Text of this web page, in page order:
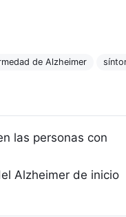
de Alzheimer
las personas con
Alzheimer de inicio